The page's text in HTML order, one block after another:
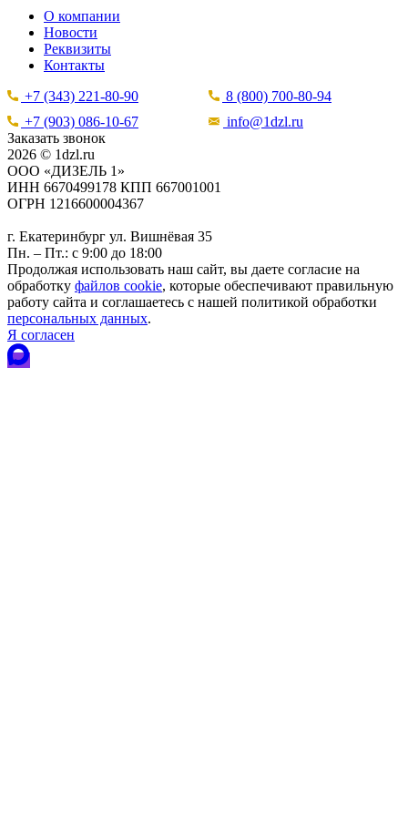
О компании
Новости
Реквизиты
Контакты
+7 (343) 221-80-90
8 (800) 700-80-94
+7 (903) 086-10-67
info@1dzl.ru
Заказать звонок
2026 © 1dzl.ru
ООО «ДИЗЕЛЬ 1»
ИНН 6670499178 КПП 667001001
ОГРН 1216600004367
г. Екатеринбург ул. Вишнёвая 35
Пн. – Пт.: с 9:00 до 18:00
Продолжая использовать наш сайт, вы даете согласие на
обработку файлов cookie, которые обеспечивают правильную
работу сайта и соглашаетесь с нашей политикой обработки
персональных данных.
Я согласен